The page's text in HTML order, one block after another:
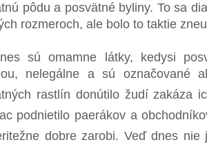
pôdu a posvätné byliny. To sa
rozmeroch, ale bolo to taktie
sú omamne látky, kedysi
nelegálne a sú označované
rastlín donútilo žudí zakáza
podnietilo paerákov a
dobre zarobi. Veď dnes nie